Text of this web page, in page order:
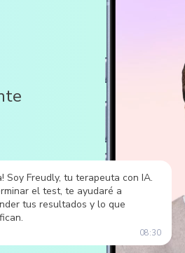
Soy Freudly, tu terapeuta con IA.
el test, te ayudaré a
tus resultados y lo que
08:30